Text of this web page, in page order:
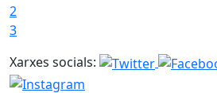
2
3
Xarxes socials: